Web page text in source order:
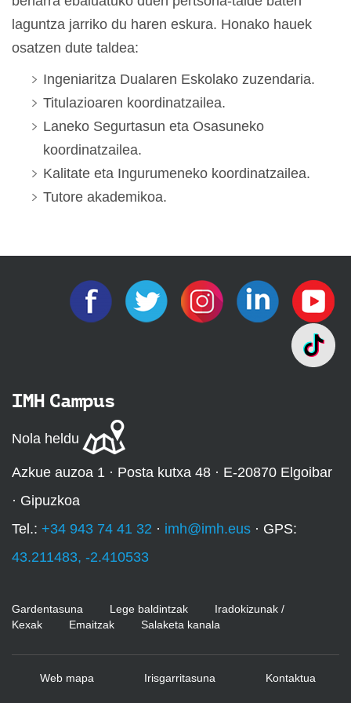
laguntza jarriko du haren eskura. Honako hauek
osatzen dute taldea:
Ingeniaritza Dualaren Eskolako zuzendaria.
Titulazioaren koordinatzailea.
Laneko Segurtasun eta Osasuneko
koordinatzailea.
Kalitate eta Ingurumeneko koordinatzailea.
Tutore akademikoa.
IMH Campus
Nola heldu
Azkue auzoa 1 · Posta kutxa 48 · E-20870 Elgoibar
· Gipuzkoa
Tel.: +34 943 74 41 32 · imh@imh.eus · GPS:
43.211483, -2.410533
Gardentasuna Lege baldintzak
Iradokizunak /
Kexak
Emaitzak Salaketa kanala
Web mapa Irisgarritasuna Kontaktua